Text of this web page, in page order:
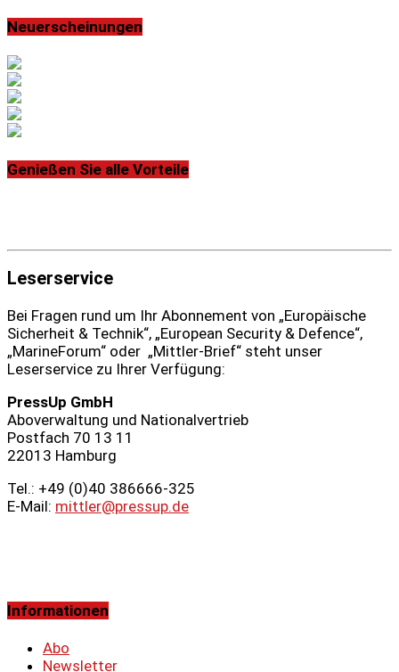
Neuerscheinungen
Genießen Sie alle Vorteile
Leserservice
Bei Fragen rund um Ihr Abonnement von „Europäische
Sicherheit & Technik“, „European Security & Defence“,
„MarineForum“ oder „Mittler-Brief“ steht unser
Leserservice zu Ihrer Verfügung:
PressUp GmbH
Aboverwaltung und Nationalvertrieb
Postfach 70 13 11
22013 Hamburg
Tel.: +49 (0)40 386666‑325
E-Mail: mittler@pressup.de
Informationen
Abo
Newsletter